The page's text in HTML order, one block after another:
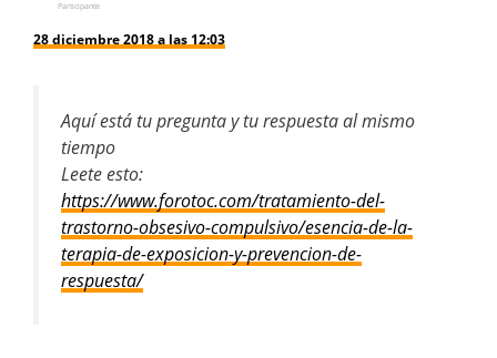
Participante
28 diciembre 2018 a las 12:03
Aquí está tu pregunta y tu respuesta al mismo
tiempo
Leete esto:
https://www.forotoc.com/tratamiento-del-
trastorno-obsesivo-compulsivo/esencia-de-la-
terapia-de-exposicion-y-prevencion-de-
respuesta/